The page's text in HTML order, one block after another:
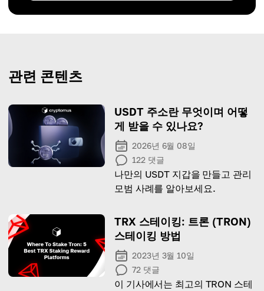
관련 콘텐츠
USDT 주소란 무엇이며 어떻
게 받을 수 있나요?
2026년 6월 08일
122 댓글
나만의 USDT 지갑을 만들고 관리
모범 사례를 알아보세요.
TRX 스테이킹: 트론 (TRON)
스테이킹 방법
2023년 3월 10일
72 댓글
이 기사에서는 최고의 TRON 스테